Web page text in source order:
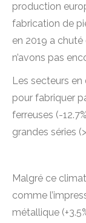
production
fabrication de
en 2019 a
n’avons pas
Les secteurs
pour fabriquer
ferreuses (-
grandes séries
Malgré ce
comme
métallique